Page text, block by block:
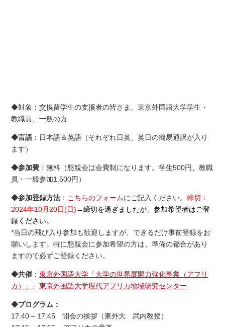
◆対象：交換留学生の支援者の皆さま、東京外国語大学学生・
教職員、一般の方
◆言語 ：日本語＆英語（それぞれ日英、英日の簡易通訳が入り
ます）
◆参加費 ：無料（懇親会は会費制になります。学生500円、教職
員・一般参加1,500円）
◆参加登録方法 ： こちらのフォームにご記入ください。締切：
2024年10月20日(日)→締切を過ぎましたが、参加希望者はご登
録ください。
*当日の飛び入り参加も歓迎しますが、できるだけ事前登録をお
願いします。特に懇親会に参加希望の方は、準備の都合があり
ますので必ずご登録ください。
◆共催 ：東京外国語大学「大学の世界展開力強化事業（アフリ
カ）」
、東京外国語大学現代アフリカ地域研究センター
◆プログラム：
17:40 – 17:45 開会の挨拶（東外大 武内教授）